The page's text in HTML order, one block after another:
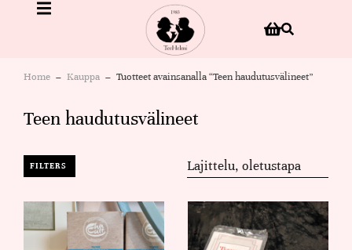
You are here:
Home Kauppa Tuotteet avainsanalla “Teen haudutusvälineet”
Teen haudutusvälineet
FILTERS